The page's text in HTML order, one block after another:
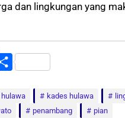
dan lingkungan yang
S
a
hulawa kades hulawa
penambang pian